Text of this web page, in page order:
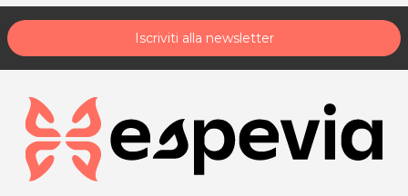
Iscriviti alla newsletter